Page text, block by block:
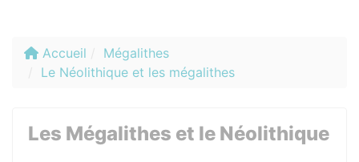
Accueil
Mégalithes
Le Néolithique et les mégalithes
Les Mégalithes et le Néolithique